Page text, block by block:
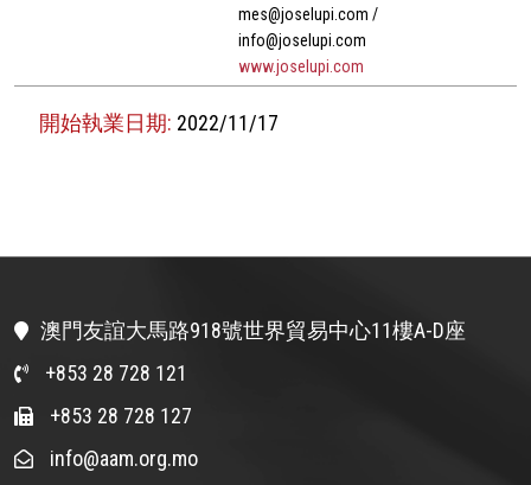
mes@joselupi.com /
info@joselupi.com
www.joselupi.com
開始執業日期: 2022/11/17
澳門友誼大馬路918號世界貿易中心11樓A-D座
+853 28 728 121
+853 28 728 127
info@aam.org.mo